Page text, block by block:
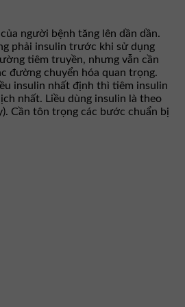
người bệnh tăng lên dần dần.
phải insulin trước khi sử dụng
tiêm truyền, nhưng vẫn cần
đường chuyển hóa quan trọng.
insulin nhất định thì tiêm insulin
nhất. Liều dùng insulin là theo
Cần tôn trọng các bước chuẩn bị